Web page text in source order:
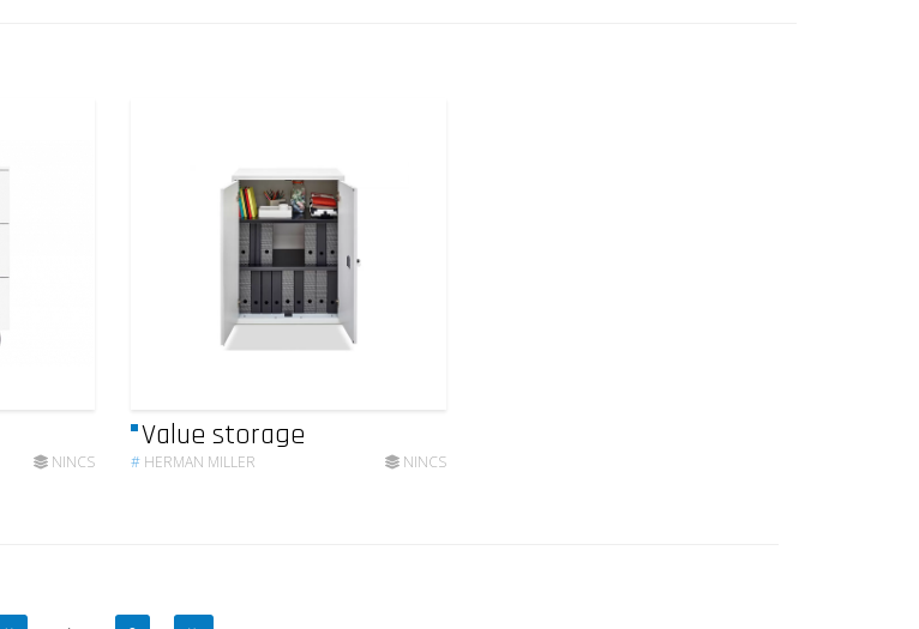
NINCS
Value storage
# HERMAN MILLER NINCS